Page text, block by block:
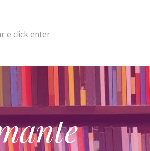
e click enter